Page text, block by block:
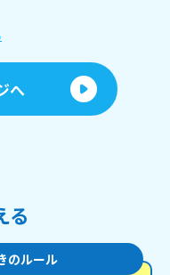
へ
る
のルール